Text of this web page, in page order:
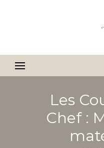
Rechercher :
Les
Chef :